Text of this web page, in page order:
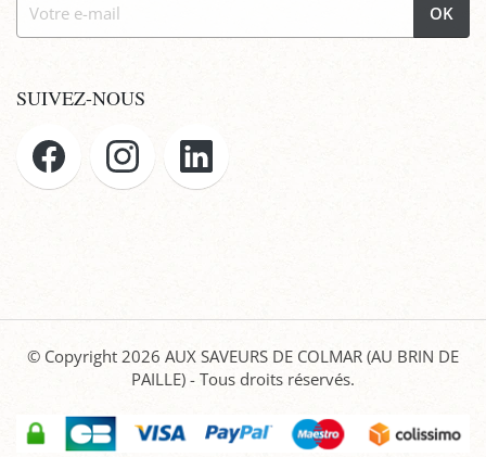
OK
SUIVEZ-NOUS
© Copyright 2026 AUX SAVEURS DE COLMAR (AU BRIN DE
PAILLE) - Tous droits réservés.